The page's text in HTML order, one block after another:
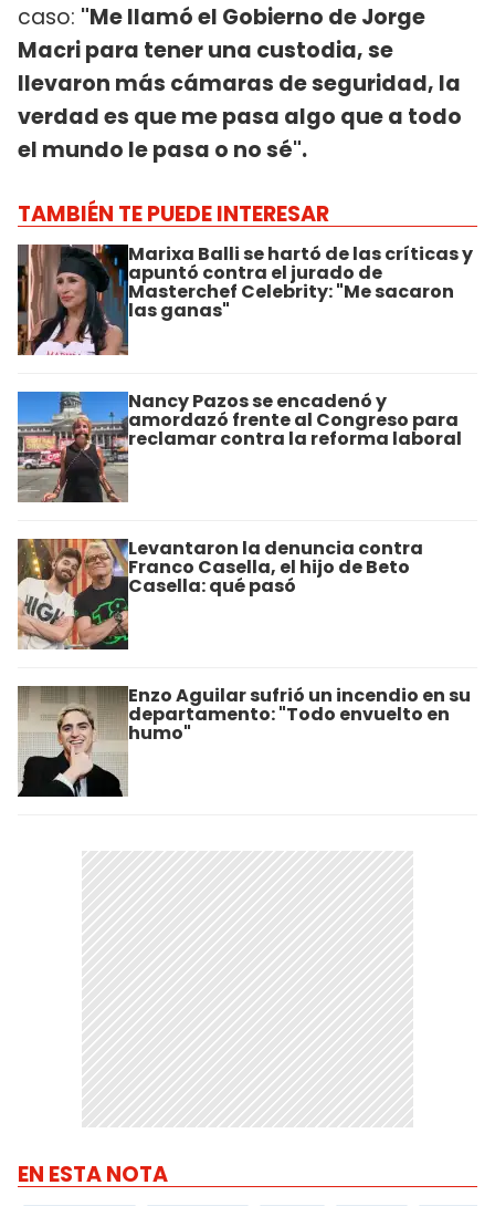
caso: "Me llamó el Gobierno de Jorge
Macri para tener una custodia, se
llevaron más cámaras de seguridad, la
verdad es que me pasa algo que a todo
el mundo le pasa o no sé".
TAMBIÉN TE PUEDE INTERESAR
Marixa Balli se hartó de las críticas y
apuntó contra el jurado de
Masterchef Celebrity: "Me sacaron
las ganas"
Nancy Pazos se encadenó y
amordazó frente al Congreso para
reclamar contra la reforma laboral
Levantaron la denuncia contra
Franco Casella, el hijo de Beto
Casella: qué pasó
Enzo Aguilar sufrió un incendio en su
departamento: "Todo envuelto en
humo"
EN ESTA NOTA